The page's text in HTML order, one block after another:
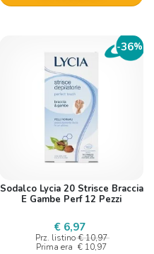
-36%
Sodalco Lycia 20 Strisce Braccia
E Gambe Perf 12 Pezzi
€ 6,97
Prz. listino € 10,97
Prima era € 10,97